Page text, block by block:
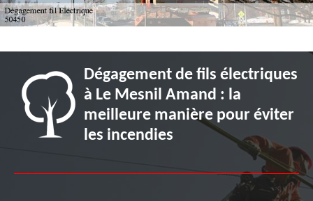
Dégagement de fils électriques
à Le Mesnil Amand : la
meilleure manière pour éviter
les incendies